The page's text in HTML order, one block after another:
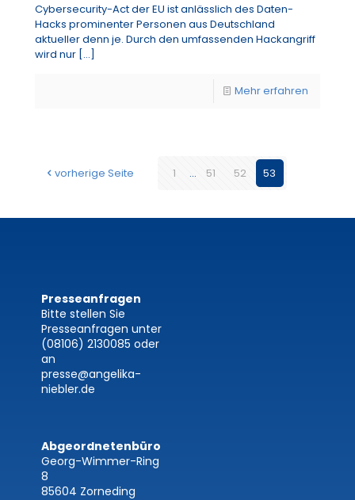
Cybersecurity-Act der EU ist anlässlich des Daten-
Hacks prominenter Personen aus Deutschland
aktueller denn je. Durch den umfassenden Hackangriff
wird nur […]
Mehr erfahren
vorherige Seite 1 ... 51 52 53
Presseanfragen
Bitte stellen Sie
Presseanfragen unter
(08106) 2130085 oder
an
presse@angelika-
niebler.de
Abgeordnetenbüro
Georg-Wimmer-Ring
8
85604 Zorneding